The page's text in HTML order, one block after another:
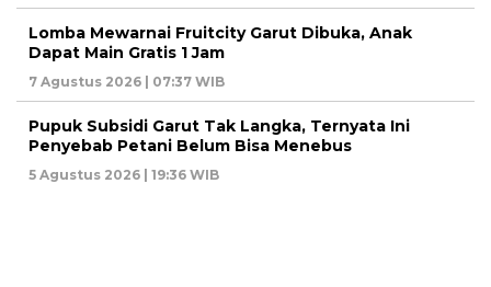
Lomba Mewarnai Fruitcity Garut Dibuka, Anak
Dapat Main Gratis 1 Jam
7 Agustus 2026 | 07:37 WIB
Pupuk Subsidi Garut Tak Langka, Ternyata Ini
Penyebab Petani Belum Bisa Menebus
5 Agustus 2026 | 19:36 WIB